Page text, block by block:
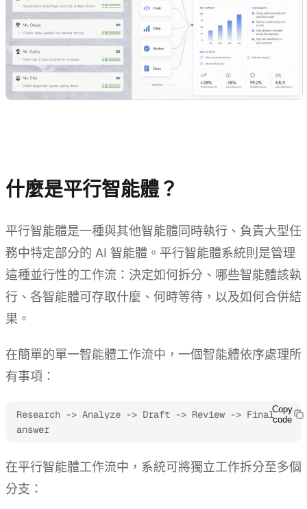
什麼是平行智能體？
平行智能體是一種與其他智能體同時執行、負責大型任
務中特定部分的 AI 智能體。平行智能體系統則是管理
這種並行性的工作流：決定如何拆分、哪些智能體該執
行、各智能體可存取什麼、何時等待，以及如何合併結
果。
在簡單的單一智能體工作流中，一個智能體依序處理所
有事項：
Research -> Analyze -> Draft -> Review -> Final
answer
Copy
code
在平行智能體工作流中，系統可將獨立工作拆分至多個
分支：